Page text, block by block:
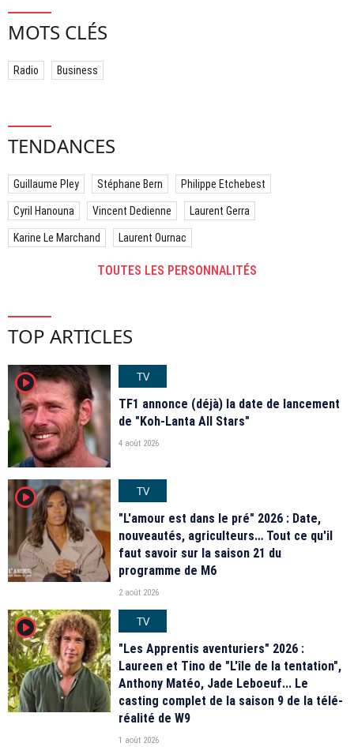
MOTS CLÉS
Radio Business
TENDANCES
Guillaume Pley Stéphane Bern Philippe Etchebest
Cyril Hanouna Vincent Dedienne Laurent Gerra
Karine Le Marchand Laurent Ournac
TOUTES LES PERSONNALITÉS
TOP ARTICLES
player2
TV
TF1 annonce (déjà) la date de lancement
de "Koh-Lanta All Stars"
4 août 2026
player2
TV
"L'amour est dans le pré" 2026 : Date,
nouveautés, agriculteurs… Tout ce qu'il
faut savoir sur la saison 21 du
programme de M6
2 août 2026
player2
TV
"Les Apprentis aventuriers" 2026 :
Laureen et Tino de "L'île de la tentation",
Anthony Matéo, Jade Leboeuf... Le
casting complet de la saison 9 de la télé-
réalité de W9
1 août 2026